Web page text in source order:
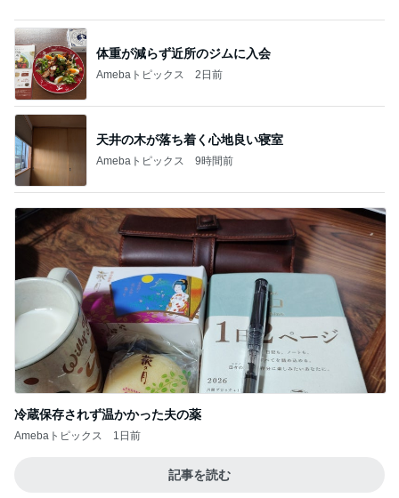
天井の木が落ち着く心地良い寝室
Amebaトピックス 9時間前
冷蔵保存されず温かかった夫の薬
Amebaトピックス 1日前
記事を読む
Amebaトピックス 1日前